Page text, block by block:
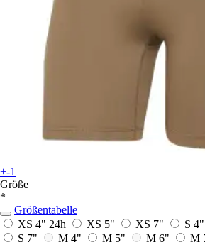
+-1
Größe
*
Größentabelle
XS 4" 24h XS 5" XS 7" S 4"
S 7"
M 4" M 5" M 6" M